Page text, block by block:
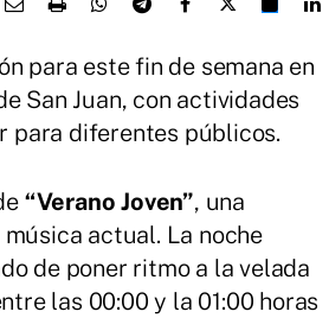
para este fin de semana en
San Juan, con actividades
para diferentes públicos.
“Verano Joven”, una
actual. La noche
de poner ritmo a la velada
las 00:00 y la 01:00 horas